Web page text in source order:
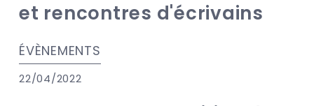
et rencontres d'écrivains
ÉVÈNEMENTS
22/04/2022